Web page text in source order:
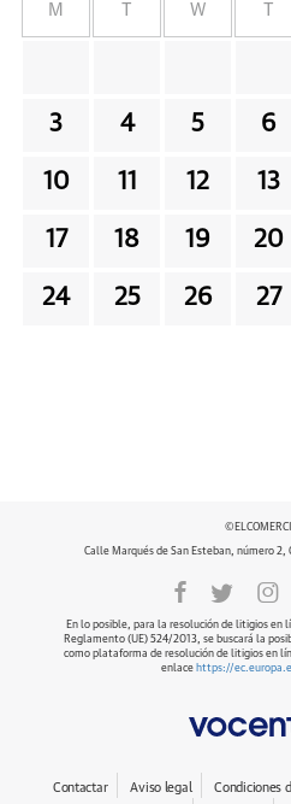
M W
3 4 5 6
10 11 12 13
17 18 19 20
24 25 26 27
Calle Marqués de San Esteban, número 2,
En lo posible, para la resolución de litigios en
Reglamento (UE) 524/2013, se buscará la
como plataforma de resolución de litigios en
enlace https://
Contactar Aviso legal Condiciones